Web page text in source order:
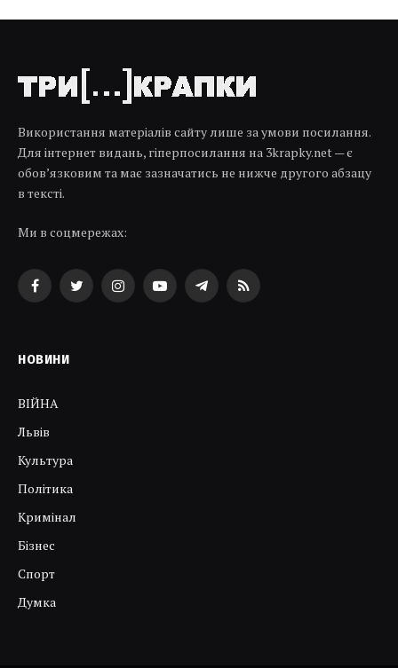
Використання матеріалів сайту лише за умови посилання.
Для інтернет видань, гіперпосилання на 3krapky.net — є
обов’язковим та має зазначатись не нижче другого абзацу
в тексті.
Ми в соцмережах:
FacebookTwitterInstagramYouTubeTelegramRSS
НОВИНИ
ВІЙНА
Львів
Культура
Політика
Кримінал
Бізнес
Спорт
Думка